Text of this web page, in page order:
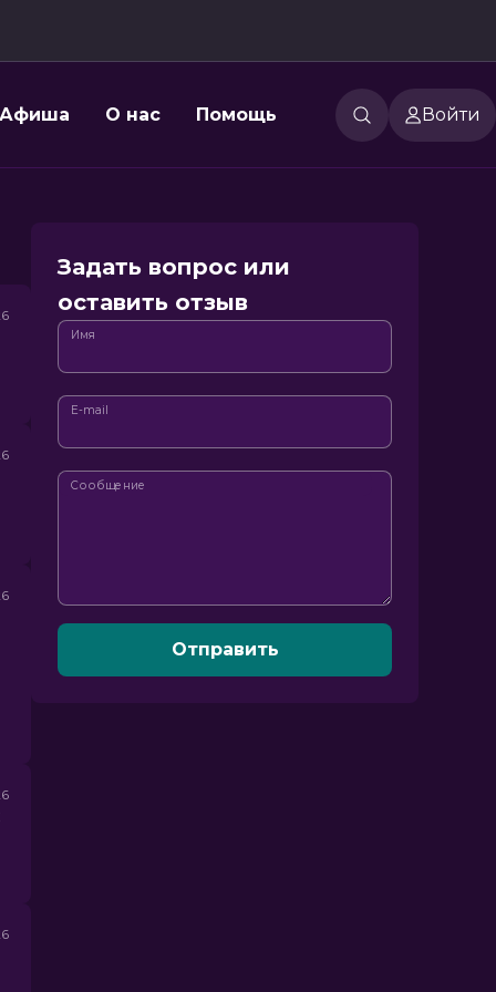
Афиша О нас Помощь Войти
Задать вопрос или
оставить отзыв
Имя
E-mail
Сообщение
Отправить